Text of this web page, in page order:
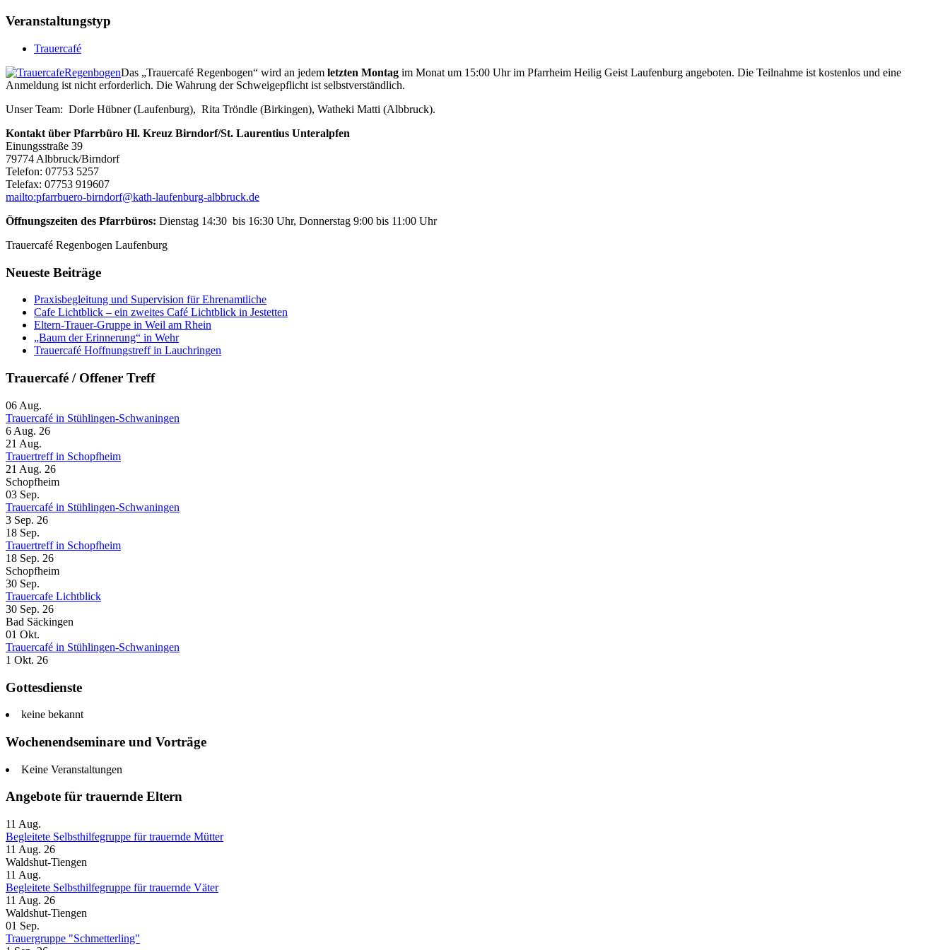
Veranstaltungstyp
Trauercafé
Das „Trauercafé Regenbogen“ wird an jedem letzten Montag im Monat um 15:00 Uhr im Pfarrheim Heilig Geist Laufenburg angeboten. Die Teilnahme ist kostenlos und eine
Anmeldung ist nicht erforderlich. Die Wahrung der Schweigepflicht ist selbstverständlich.
Unser Team: Dorle Hübner (Laufenburg), Rita Tröndle (Birkingen), Watheki Matti (Albbruck).
Kontakt über Pfarrbüro Hl. Kreuz Birndorf/St. Laurentius Unteralpfen
Einungsstraße 39
79774 Albbruck/Birndorf
Telefon: 07753 5257
Telefax: 07753 919607
mailto:pfarrbuero-birndorf@kath-laufenburg-albbruck.de
Öffnungszeiten des Pfarrbüros: Dienstag 14:30 bis 16:30 Uhr, Donnerstag 9:00 bis 11:00 Uhr
Trauercafé Regenbogen Laufenburg
Neueste Beiträge
Praxisbegleitung und Supervision für Ehrenamtliche
Cafe Lichtblick – ein zweites Café Lichtblick in Jestetten
Eltern-Trauer-Gruppe in Weil am Rhein
„Baum der Erinnerung“ in Wehr
Trauercafé Hoffnungstreff in Lauchringen
Trauercafé / Offener Treff
06 Aug.
Trauercafé in Stühlingen-Schwaningen
6 Aug. 26
21 Aug.
Trauertreff in Schopfheim
21 Aug. 26
Schopfheim
03 Sep.
Trauercafé in Stühlingen-Schwaningen
3 Sep. 26
18 Sep.
Trauertreff in Schopfheim
18 Sep. 26
Schopfheim
30 Sep.
Trauercafe Lichtblick
30 Sep. 26
Bad Säckingen
01 Okt.
Trauercafé in Stühlingen-Schwaningen
1 Okt. 26
Gottesdienste
keine bekannt
Wochenendseminare und Vorträge
Keine Veranstaltungen
Angebote für trauernde Eltern
11 Aug.
Begleitete Selbsthilfegruppe für trauernde Mütter
11 Aug. 26
Waldshut-Tiengen
11 Aug.
Begleitete Selbsthilfegruppe für trauernde Väter
11 Aug. 26
Waldshut-Tiengen
01 Sep.
Trauergruppe "Schmetterling"